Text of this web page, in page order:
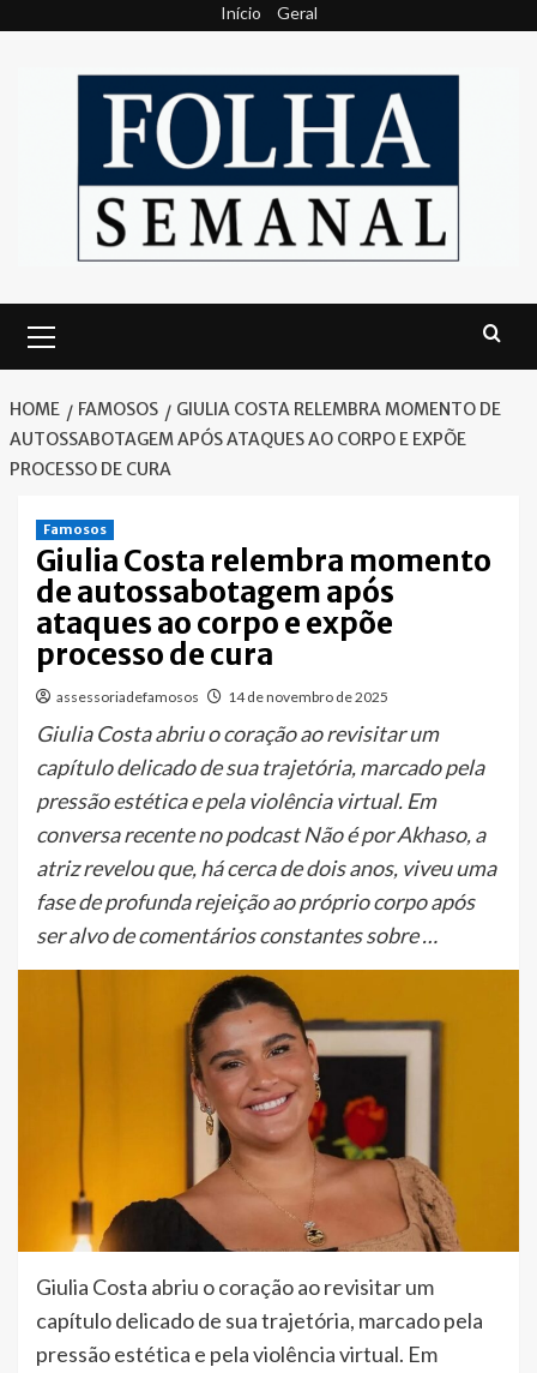
Início Geral
Menu
HOME FAMOSOS
GIULIA COSTA RELEMBRA MOMENTO DE
AUTOSSABOTAGEM APÓS ATAQUES AO CORPO E EXPÕE
PROCESSO DE CURA
Famosos
Giulia Costa relembra momento
de autossabotagem após
ataques ao corpo e expõe
processo de cura
assessoriadefamosos 14 de novembro de 2025
Giulia Costa abriu o coração ao revisitar um
capítulo delicado de sua trajetória, marcado pela
pressão estética e pela violência virtual. Em
conversa recente no podcast Não é por Akhaso, a
atriz revelou que, há cerca de dois anos, viveu uma
fase de profunda rejeição ao próprio corpo após
ser alvo de comentários constantes sobre …
Giulia Costa abriu o coração ao revisitar um
capítulo delicado de sua trajetória, marcado pela
pressão estética e pela violência virtual. Em